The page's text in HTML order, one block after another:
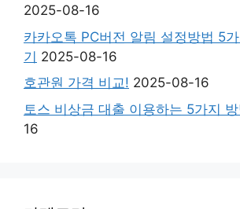
2025-08-16
카카오톡 PC버전 알림 설정방법 5
기 2025-08-16
호관원 가격 비교! 2025-08-16
토스 비상금 대출 이용하는 5가지 방
16